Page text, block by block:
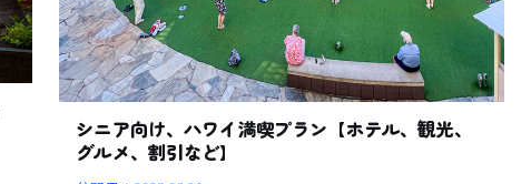
シニア向け、ハワイ満喫プラン【ホテル、観光、
グルメ、割引など】